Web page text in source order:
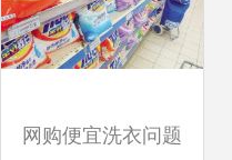
网购便宜洗衣问题